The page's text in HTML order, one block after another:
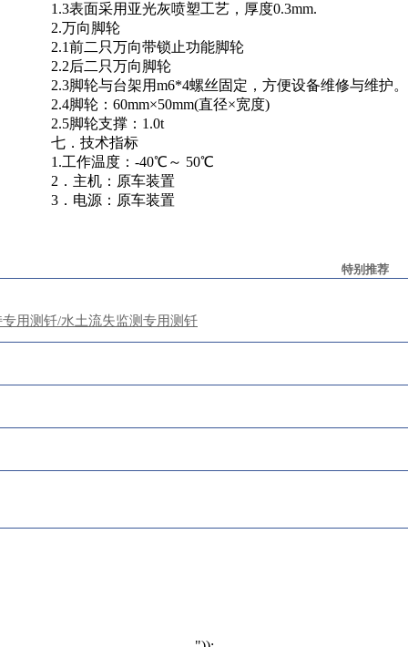
1.3表面采用亚光灰喷塑工艺，厚度0.3mm.
2.万向脚轮
2.1前二只万向带锁止功能脚轮
2.2后二只万向脚轮
2.3脚轮与台架用m6*4螺丝固定，方便设备维修与维护。
2.4脚轮：60mm×50mm(直径×宽度)
2.5脚轮支撑：1.0t
七．技术指标
1.工作温度：-40℃～ 50℃
2．主机：原车装置
3．电源：原车装置
特别推荐
用测钎/水土流失监测专用测钎